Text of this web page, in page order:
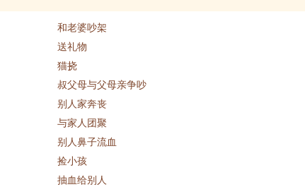
和老婆吵架
送礼物
猫挠
叔父母与父母亲争吵
别人家奔丧
与家人团聚
别人鼻子流血
捡小孩
抽血给别人